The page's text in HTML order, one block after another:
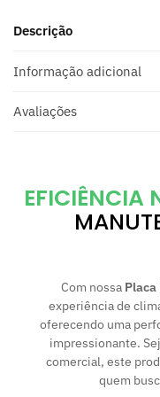
Descrição
Informação adicional
Avaliações
EFICIÊNCIA
Com nossa
experiência de
oferecendo uma
impressionante.
comercial, este
quem